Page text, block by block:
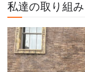
私達の取り組み